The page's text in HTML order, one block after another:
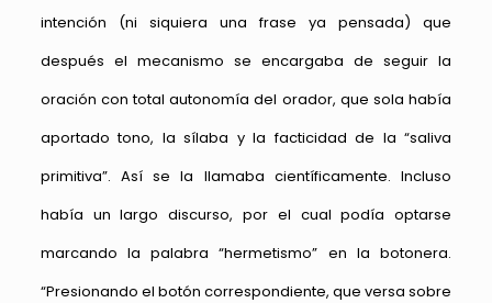
intención (ni siquiera una frase ya pensada) que
después el mecanismo se encargaba de seguir la
oración con total autonomía del orador, que sola había
aportado tono, la sílaba y la facticidad de la “saliva
primitiva”. Así se la llamaba científicamente. Incluso
había un largo discurso, por el cual podía optarse
marcando la palabra “hermetismo” en la botonera.
“Presionando el botón correspondiente, que versa sobre